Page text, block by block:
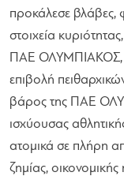
προκάλεσε βλάβες,
στοιχεία
ΠΑΕ ΟΛΥΜΠΙΑΚΟΣ,
επιβολή
βάρος της ΠΑΕ
ισχύουσας
ατομικά σε πλήρη
ζημίας, οικονομικής